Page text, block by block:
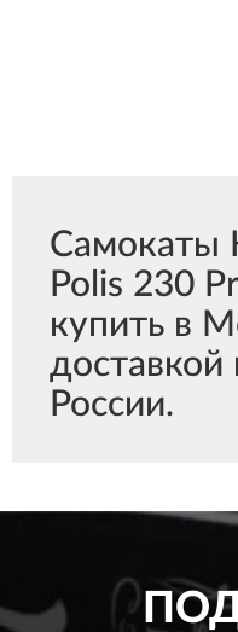
Polis 230
купить в
доставкой
России.